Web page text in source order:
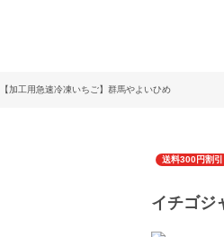
加工用急速冷凍いちご】群馬やよいひめ
送料300円割引
イチゴジ